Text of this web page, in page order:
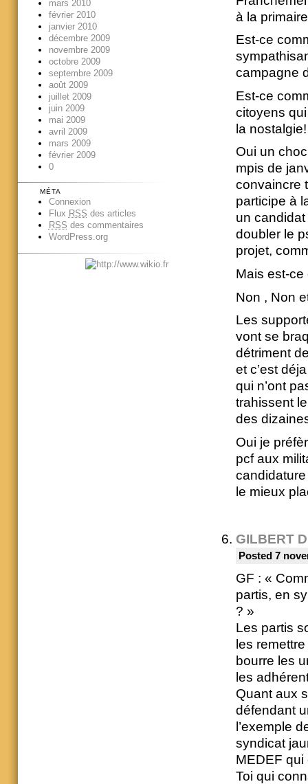
à la
Est-ce
campagne
Est-ce
citoyens
la nostalgie!
Oui un
mpis de
convaincre
participe à
un candidat
doubler le
projet,
Mais est-ce
Non , Non
Les
vont se
détriment
et c’est
qui n’ont
trahissent
des
Oui je
pcf aux
le mieux
GILBERT
Posted 7
GF : «
partis, en
? »
Les partis
les
bourre les
les
Quant aux
défendant
l’exemple
syndicat
MEDEF qui
Toi qui
mars 2010
février 2010
janvier 2010
décembre 2009
novembre 2009
octobre 2009
septembre 2009
août 2009
juillet 2009
juin 2009
mai 2009
avril 2009
mars 2009
février 2009
0
MÉTA
Connexion
Flux RSS des articles
RSS des commentaires
WordPress.org